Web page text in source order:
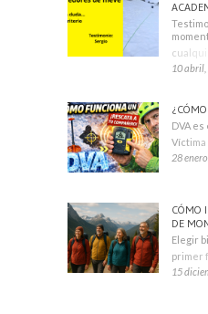
10
DVA
Víctima
28
CÓMO
DE
Elegir
primer
15